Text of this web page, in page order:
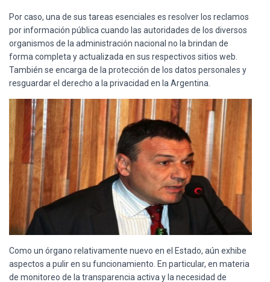
Por caso, una de sus tareas esenciales es resolver los reclamos
por información pública cuando las autoridades de los diversos
organismos de la administración nacional no la brindan de
forma completa y actualizada en sus respectivos sitios web.
También se encarga de la protección de los datos personales y
resguardar el derecho a la privacidad en la Argentina.
Como un órgano relativamente nuevo en el Estado, aún exhibe
aspectos a pulir en su funcionamiento. En particular, en materia
de monitoreo de la transparencia activa y la necesidad de